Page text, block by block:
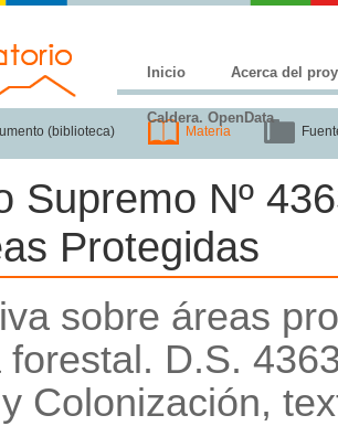
Inicio Acerca del
Caldera. OpenData
(biblioteca) Materia
Supremo Nº
Protegidas
sobre áreas
forestal. D.S.
Colonización,